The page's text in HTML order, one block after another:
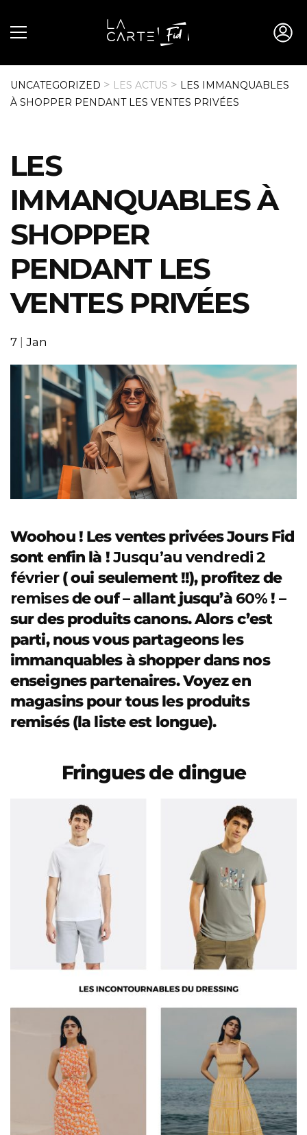
UNCATEGORIZED > LES ACTUS > LES IMMANQUABLES
À SHOPPER PENDANT LES VENTES PRIVÉES
LES
IMMANQUABLES À
SHOPPER
PENDANT LES
VENTES PRIVÉES
7 | Jan
Woohou ! Les ventes privées Jours Fid
sont enfin là !Jusqu’au vendredi 2
février( oui seulement !!), profitez de
remisesde ouf – allant jusqu’à 60%! –
sur des produits canons. Alors c’est
parti, nous vous partageons les
immanquables à shopper dans nos
enseignes partenaires. Voyez en
magasins pour tous les produits
remisés (la liste est longue).
Fringues de dingue